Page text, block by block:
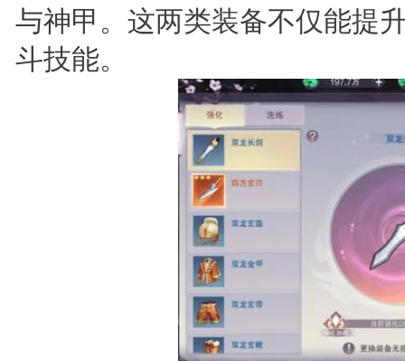
与神甲。这两类装备不仅能提
斗技能。